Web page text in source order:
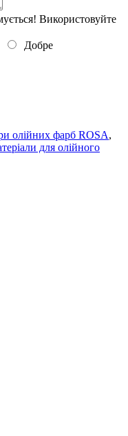
Використовуйте
Добре
олійних фарб ROSA,
для олійного